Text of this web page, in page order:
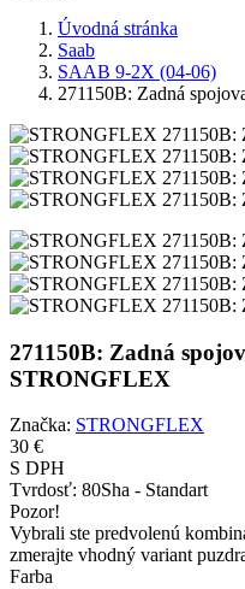
Úvodná stránka
Saab
SAAB 9-2X (04-06)
271150B: Zadná
271150B: Zadná
STRONGFLEX
Značka: STRONGFLEX
30 €
S DPH
Tvrdosť: 80Sha - Standart
Pozor!
Vybrali ste predvolenú
zmerajte vhodný variant
Farba